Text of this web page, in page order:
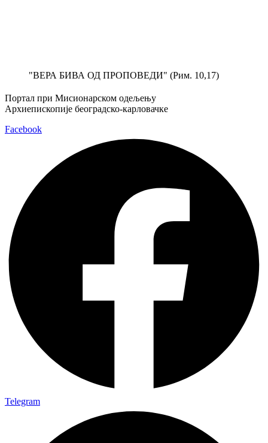
"ВЕРА БИВА ОД ПРОПОВЕДИ" (Рим. 10,17)
Портал при Мисионарском одељењу
Архиепископије београдско-карловачке
Facebook
Telegram